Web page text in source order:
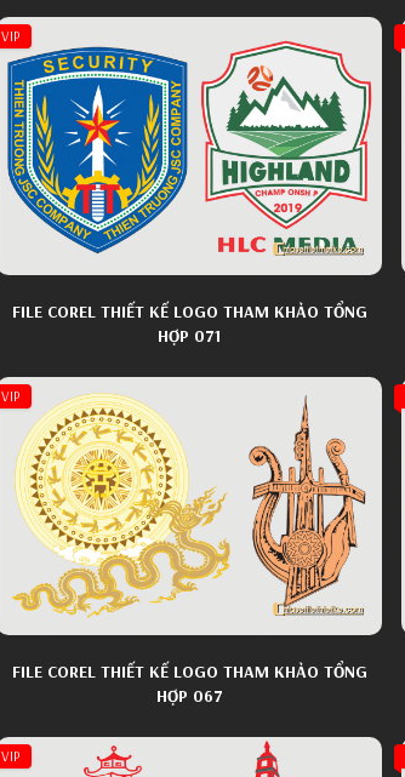
VIP
FILE COREL THIẾT KẾ LOGO THAM KHẢO TỔNG
HỢP 071
VIP
FILE COREL THIẾT KẾ LOGO THAM KHẢO TỔNG
HỢP 067
VIP